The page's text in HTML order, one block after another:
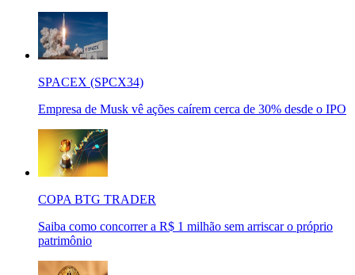
SPACEX (SPCX34)
Empresa de Musk vê ações caírem cerca de 30% desde o IPO
COPA BTG TRADER
Saiba como concorrer a R$ 1 milhão sem arriscar o próprio
patrimônio